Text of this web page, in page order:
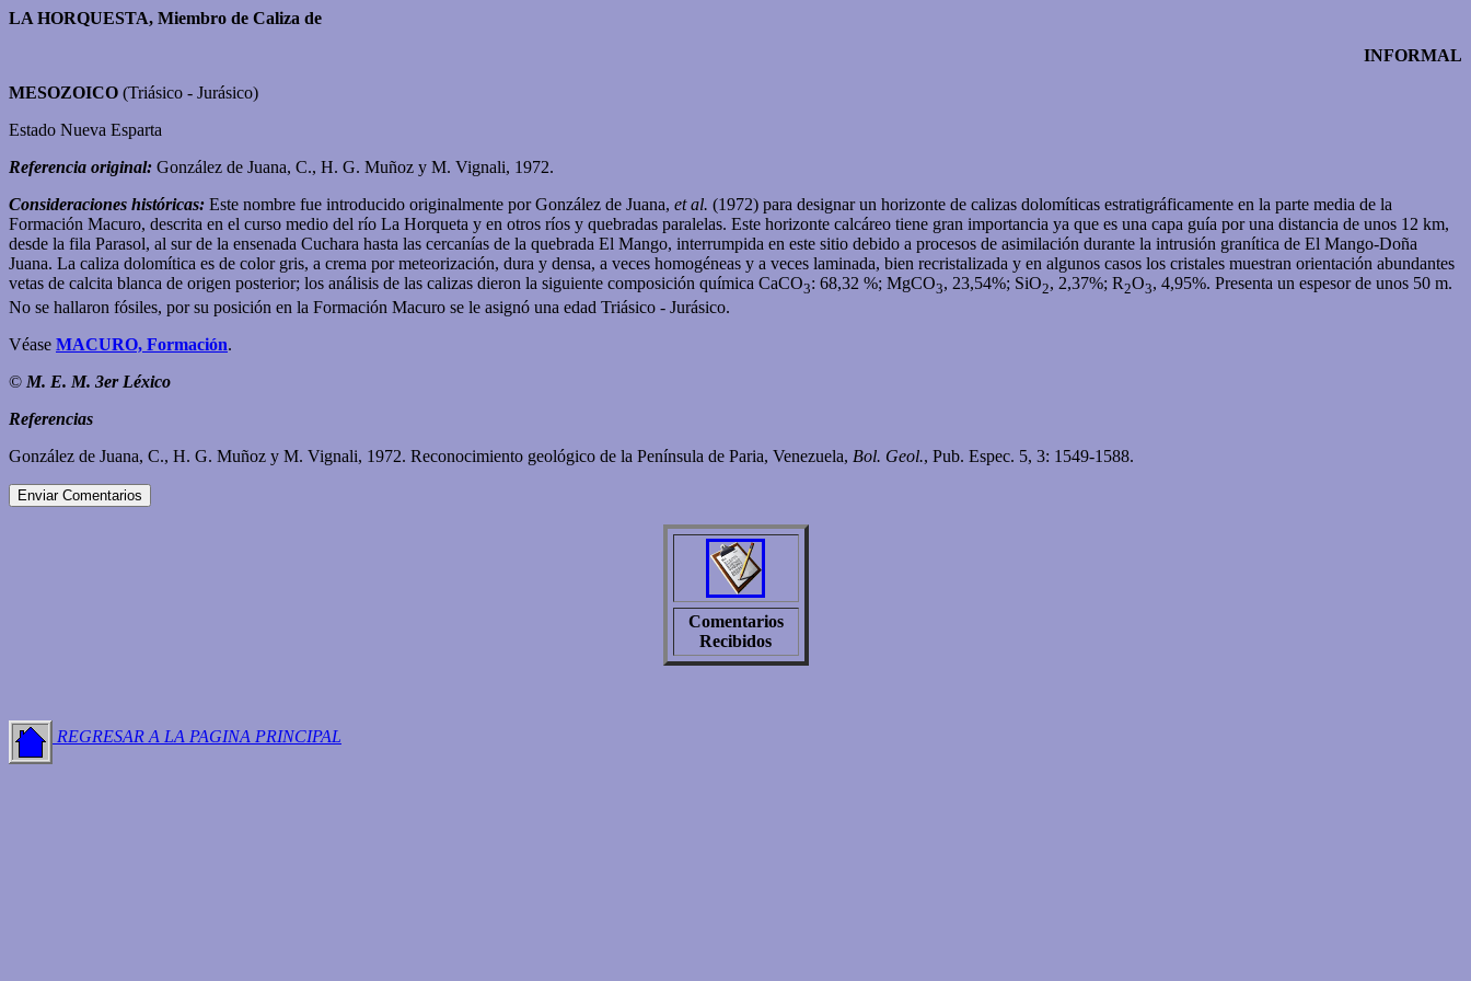
LA HORQUESTA, Miembro de Caliza de
INFORMAL
MESOZOICO (Triásico - Jurásico)
Estado Nueva Esparta
Referencia original: González de Juana, C., H. G. Muñoz y M. Vignali, 1972.
Consideraciones históricas: Este nombre fue introducido originalmente por González de Juana, et al. (1972) para designar un horizonte de calizas dolomíticas estratigráficamente en la parte media de la
Formación Macuro, descrita en el curso medio del río La Horqueta y en otros ríos y quebradas paralelas. Este horizonte calcáreo tiene gran importancia ya que es una capa guía por una distancia de unos 12 km,
desde la fila Parasol, al sur de la ensenada Cuchara hasta las cercanías de la quebrada El Mango, interrumpida en este sitio debido a procesos de asimilación durante la intrusión granítica de El Mango-Doña
Juana. La caliza dolomítica es de color gris, a crema por meteorización, dura y densa, a veces homogéneas y a veces laminada, bien recristalizada y en algunos casos los cristales muestran orientación abundantes
vetas de calcita blanca de origen posterior; los análisis de las calizas dieron la siguiente composición química CaCO3: 68,32 %; MgCO3, 23,54%; SiO2, 2,37%; R2O3, 4,95%. Presenta un espesor de unos 50 m.
No se hallaron fósiles, por su posición en la Formación Macuro se le asignó una edad Triásico - Jurásico.
Véase MACURO, Formación.
© M. E. M. 3er Léxico
Referencias
González de Juana, C., H. G. Muñoz y M. Vignali, 1972. Reconocimiento geológico de la Península de Paria, Venezuela, Bol. Geol., Pub. Espec. 5, 3: 1549-1588.
Comentarios
Recibidos
REGRESAR A LA PAGINA PRINCIPAL